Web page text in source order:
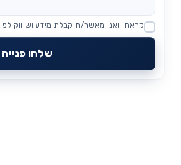
Website
קראתי ואני מאשר/ת קבלת מידע ושיווק לפי
שלחו פנייה